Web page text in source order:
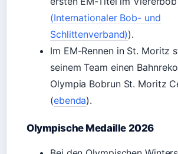
(Internationaler Bob- und
Schlittenverband)).
Im EM-Rennen in St. Moritz
seinem Team einen
Olympia Bobrun St. Moritz
(ebenda).
Olympische Medaille 2026